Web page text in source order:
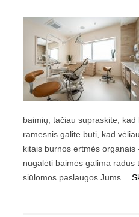
baimių, tačiau supraskite,
ramesnis galite būti, kad
kitais burnos ertmės
nugalėti baimės galima radus
siūlomos paslaugos Jums…